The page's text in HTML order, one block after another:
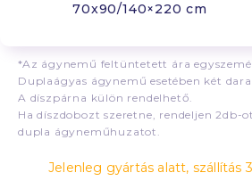
70x90/140×220 cm
*Az ágynemű feltüntetett ára
Duplaágyas ágynemű esetében két
A díszpárna külön rendelhető.
Ha díszdobozt szeretne, rendeljen 2db-
dupla ágyneműhuzatot.
Jelenleg gyártás alatt, szállítás